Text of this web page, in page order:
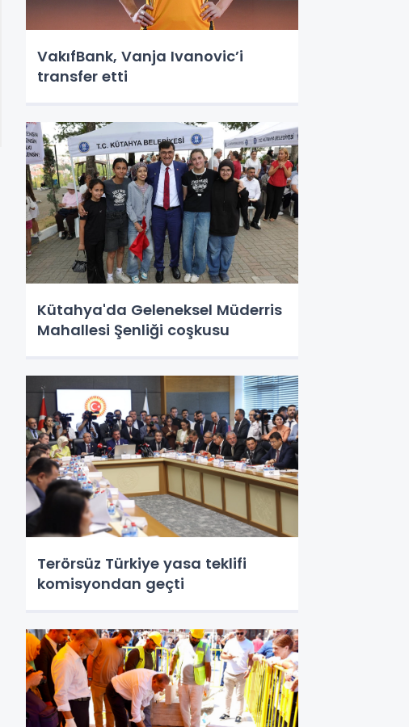
VakıfBank, Vanja Ivanovic’i
transfer etti
Kütahya'da Geleneksel Müderris
Mahallesi Şenliği coşkusu
Terörsüz Türkiye yasa teklifi
komisyondan geçti